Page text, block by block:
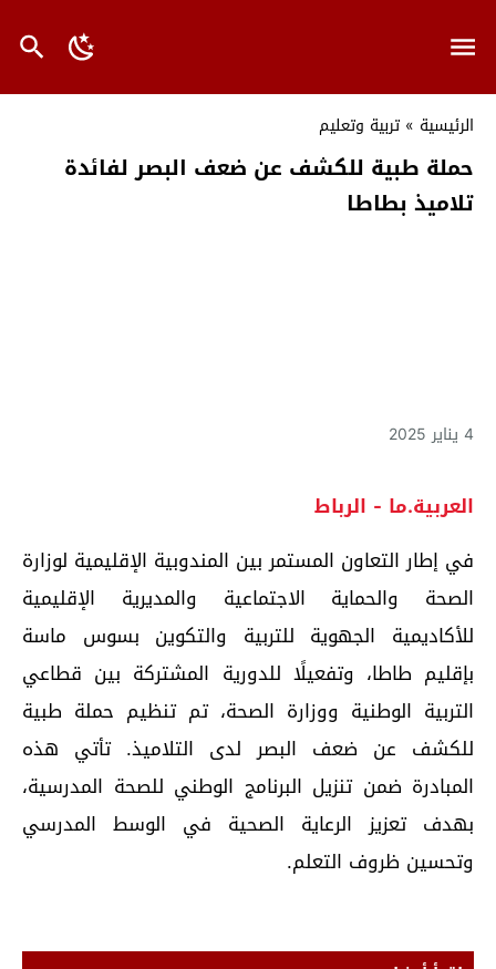
الرئيسية » تربية وتعليم
حملة طبية للكشف عن ضعف البصر لفائدة
تلاميذ بطاطا
4 يناير 2025
العربية.ما - الرباط
في إطار التعاون المستمر بين المندوبية الإقليمية لوزارة
الصحة والحماية الاجتماعية والمديرية الإقليمية
للأكاديمية الجهوية للتربية والتكوين بسوس ماسة
بإقليم طاطا، وتفعيلًا للدورية المشتركة بين قطاعي
التربية الوطنية ووزارة الصحة، تم تنظيم حملة طبية
للكشف عن ضعف البصر لدى التلاميذ. تأتي هذه
المبادرة ضمن تنزيل البرنامج الوطني للصحة المدرسية،
بهدف تعزيز الرعاية الصحية في الوسط المدرسي
وتحسين ظروف التعلم.